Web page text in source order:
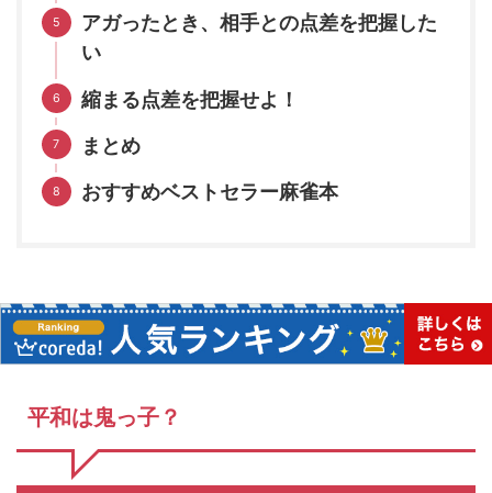
アガったとき、相手との点差を把握した
い
縮まる点差を把握せよ！
まとめ
おすすめベストセラー麻雀本
平和は鬼っ子？